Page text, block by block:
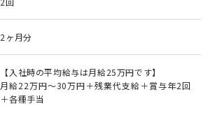
2ヶ月分
【入社時の平均給与は月給25万円です】
月給22万円～30万円＋残業代支給＋賞与年2回
＋各種手当